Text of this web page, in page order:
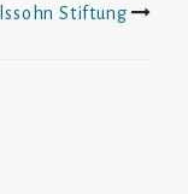
Stiftung